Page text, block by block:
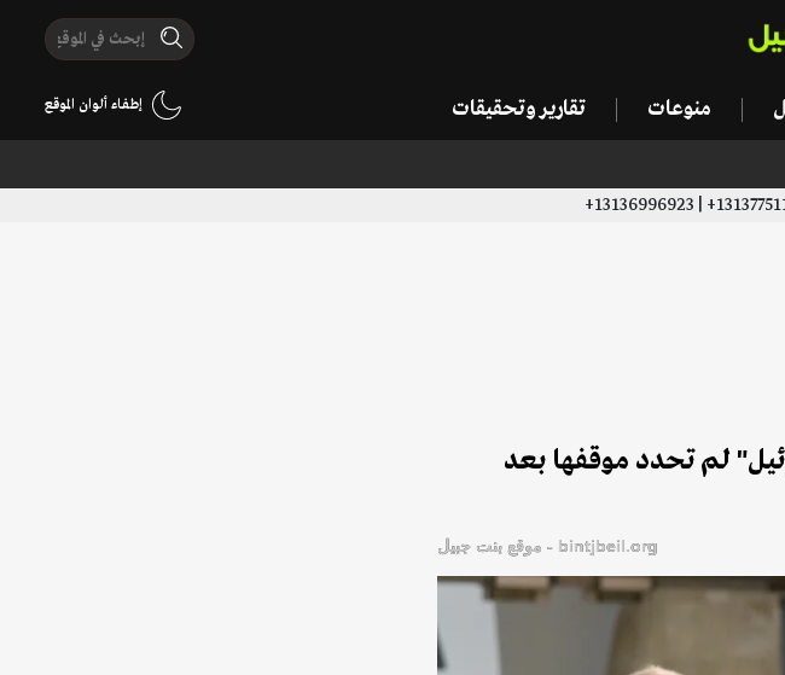
منوعات تقارير وتحقيقات إطفاء ألوان الموقع
لم تحدد موقفها بعد
bintjbeil.org - موقع بنت جبيل